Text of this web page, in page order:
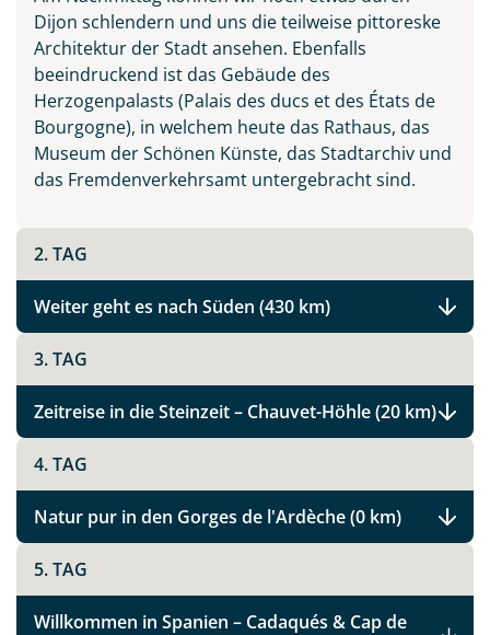
Dijon schlendern und uns die teilweise pittoreske
Architektur der Stadt ansehen. Ebenfalls
beeindruckend ist das Gebäude des
Herzogenpalasts (Palais des ducs et des États de
Bourgogne), in welchem heute das Rathaus, das
Museum der Schönen Künste, das Stadtarchiv und
das Fremdenverkehrsamt untergebracht sind.
2. TAG
Weiter geht es nach Süden (430 km)
3. TAG
Zeitreise in die Steinzeit – Chauvet-Höhle (20 km)
4. TAG
Natur pur in den Gorges de l'Ardèche (0 km)
5. TAG
Willkommen in Spanien – Cadaqués & Cap de